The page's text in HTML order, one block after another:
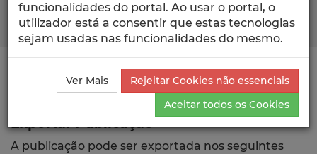
Search Button
Ciência_Iscte Publicações
Descrição Detalhada da
Publicação
Exportar
A publicação pode ser exportada nos seguintes
funcionalidades do portal. Ao usar o portal, o
utilizador está a consentir que estas tecnologias
sejam usadas nas funcionalidades do mesmo.
Ver Mais
Rejeitar Cookies não essenciais
Aceitar todos os Cookies